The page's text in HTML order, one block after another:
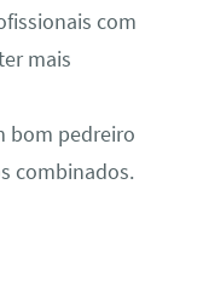
com
mais
bom pedreiro
combinados.